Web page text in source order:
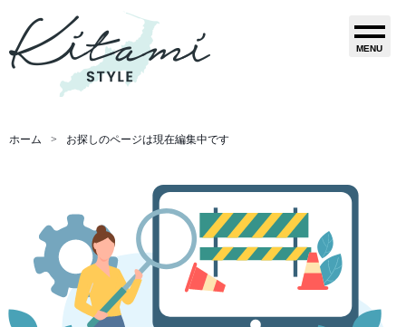
MENU
ホーム お探しのページは現在編集中です